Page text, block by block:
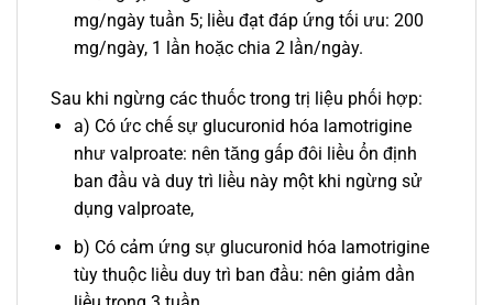
mg/ngày tuần 5; liều đạt đáp ứng tối ưu: 200
mg/ngày, 1 lần hoặc chia 2 lần/ngày.
Sau khi ngừng các thuốc trong trị liệu phối hợp:
a) Có ức chế sự glucuronid hóa lamotrigine
như valproate: nên tăng gấp đôi liều ổn định
ban đầu và duy trì liều này một khi ngừng sử
dụng valproate,
b) Có cảm ứng sự glucuronid hóa lamotrigine
tùy thuộc liều duy trì ban đầu: nên giảm dần